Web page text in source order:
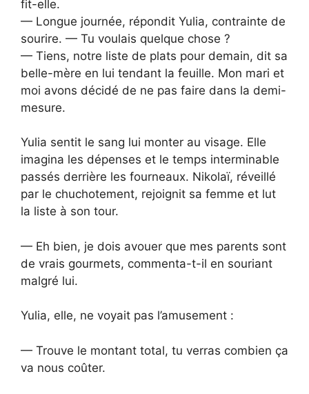
fit-elle.
— Longue journée, répondit Yulia, contrainte de
sourire. — Tu voulais quelque chose ?
— Tiens, notre liste de plats pour demain, dit sa
belle-mère en lui tendant la feuille. Mon mari et
moi avons décidé de ne pas faire dans la demi-
mesure.
Yulia sentit le sang lui monter au visage. Elle
imagina les dépenses et le temps interminable
passés derrière les fourneaux. Nikolaï, réveillé
par le chuchotement, rejoignit sa femme et lut
la liste à son tour.
— Eh bien, je dois avouer que mes parents sont
de vrais gourmets, commenta-t-il en souriant
malgré lui.
Yulia, elle, ne voyait pas l’amusement :
— Trouve le montant total, tu verras combien ça
va nous coûter.